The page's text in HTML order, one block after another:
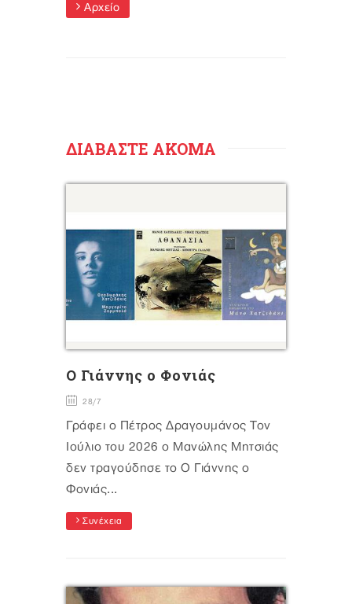
Αρχείο
ΔΙΑΒΑΣΤΕ ΑΚΟΜΑ
Ο Γιάννης ο Φονιάς
28/7
Γράφει ο Πέτρος Δραγουμάνος Τον
Ιούλιο του 2026 ο Μανώλης Μητσιάς
δεν τραγούδησε το Ο Γιάννης ο
Φονιάς...
Συνέχεια